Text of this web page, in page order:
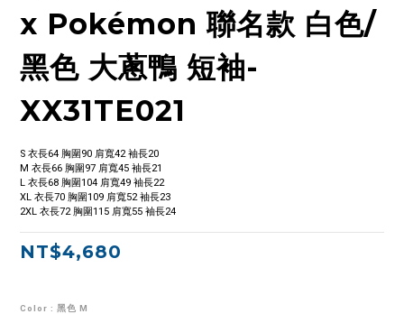
x Pokémon 聯名款 白色/
黑色 大蔥鴨 短袖-
XX31TE021
S 衣長64 胸圍90 肩寬42 袖長20
M 衣長66 胸圍97 肩寬45 袖長21
L 衣長68 胸圍104 肩寬49 袖長22
XL 衣長70 胸圍109 肩寬52 袖長23
2XL 衣長72 胸圍115 肩寬55 袖長24
NT$4,680
Color : 黑色 M